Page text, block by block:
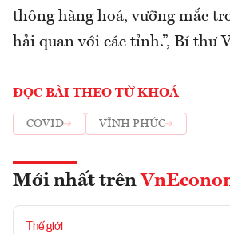
thông hàng hoá, vưỡng mắc
hải quan với các tỉnh.”, Bí thư
ĐỌC BÀI THEO TỪ KHOÁ
COVID VĨNH PHÚC
Mới nhất trên
Thế giới